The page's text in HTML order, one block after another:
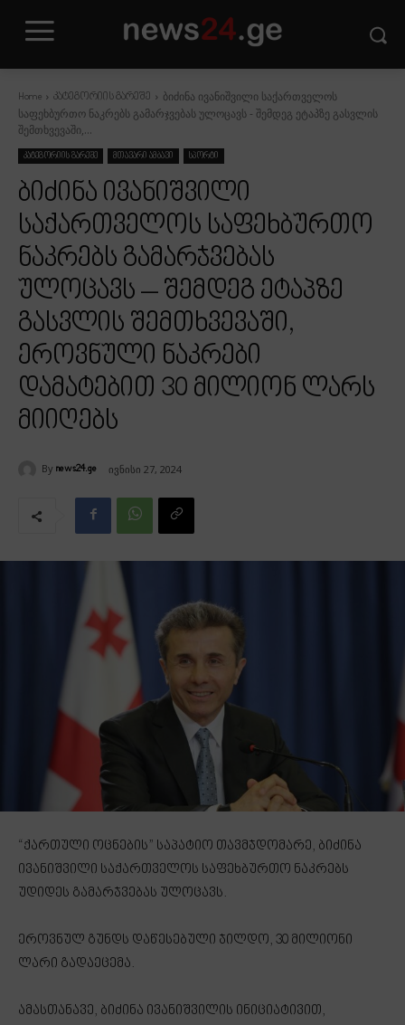
Home კატეგორიის გარეშე
ბიძინა ივანიშვილი საქართველოს
საფეხბურთო ნაკრებს გამარჯვებას ულოცავს - შემდეგ ეტაპზე გასვლის
შემთხვევაში,...
კატეგორიის გარეშე მთავარი ამბავი სპორტი
ბიძინა ივანიშვილი
საქართველოს საფეხბურთო
ნაკრებს გამარჯვებას
ულოცავს – შემდეგ ეტაპზე
გასვლის შემთხვევაში,
ეროვნული ნაკრები
დამატებით 30 მილიონ ლარს
მიიღებს
By news24.ge ივნისი 27, 2024
“ქართული ოცნების” საპატიო თავმჯდომარე, ბიძინა
ივანიშვილი საქართველოს საფეხბურთო ნაკრებს
უდიდეს გამარჯვებას ულოცავს.
ეროვნულ გუნდს დაწესებული ჯილდო, 30 მილიონი
ლარი გადაეცემა.
ამასთანავე, ბიძინა ივანიშვილის ინიციატივით,